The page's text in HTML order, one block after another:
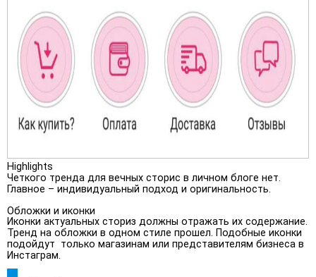
Highlights
Четкого тренда для вечных сторис в личном блоге нет.
Главное – индивидуальный подход и оригинальность.
Обложки и иконки
Иконки актуальных сториз должны отражать их содержание.
Тренд на обложки в одном стиле прошел. Подобные иконки
подойдут только магазинам или представителям бизнеса в
Инстаграм.